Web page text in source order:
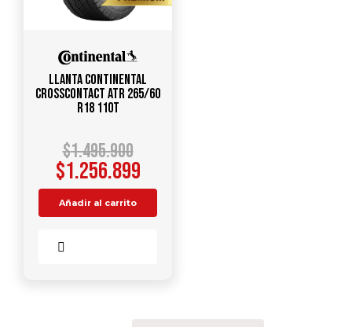
Llanta CONTINENTAL
CrossContact ATR 265/60
R18 110T
$1.495.900
$1.256.899
Añadir al carrito